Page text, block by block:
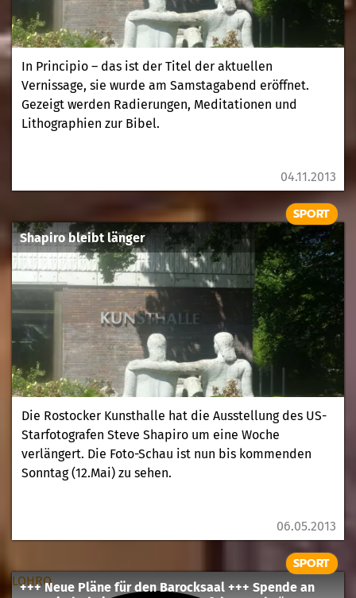
In Principio – das ist der Titel der aktuellen
Vernissage, sie wurde am Samstagabend eröffnet.
Gezeigt werden Radierungen, Meditationen und
Lithographien zur Bibel.
04.11.2013
Shapiro bleibt länger
SPORT
Die Rostocker Kunsthalle hat die Ausstellung des US-
Starfotografen Steve Shapiro um eine Woche
verlängert. Die Foto-Schau ist nun bis kommenden
Sonntag (12.Mai) zu sehen.
06.05.2013
LOHRO
+++ Neue Pläne für den Barocksaal +++ Spende an
SPORT